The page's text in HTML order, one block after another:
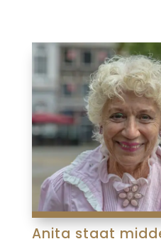
Anita staat